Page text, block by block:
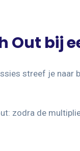
bij
streef je
zodra de